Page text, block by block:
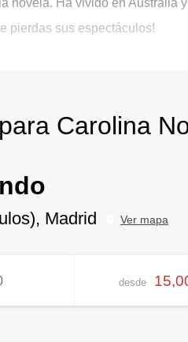
novela. Ha vivido en Australia
pierdas sus espectáculos!
Carolina
Madrid Ver mapa
desde